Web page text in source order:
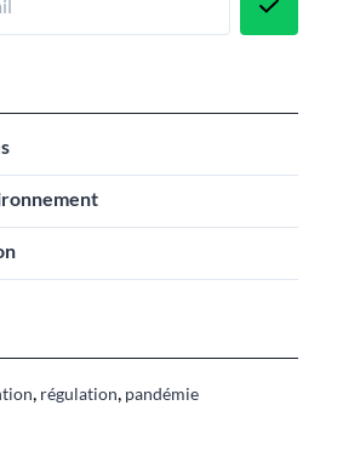
, régulation, pandémie